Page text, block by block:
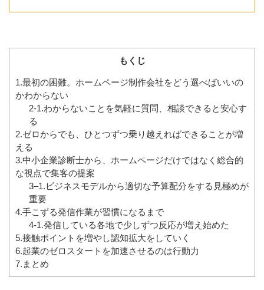
もくじ
1.最初の困難。ホームページ制作会社をどう選べばいいの
かわからない
2-1.わからないことを気軽に質問、相談できると安心す
る
2.ゼロからでも、ひとつずつ乗り越えればできることが増
える
3.中小企業診断士から、ホームページだけではなく総合的
な視点で集客の提案
3–1.ビジネスモデルから適切な予算配分をする見極めが
重要
4.手こずる発信作業が習慣になるまで
4-1.発信している各地で少しずつ反応が増え始めた
5.接触ポイントを増やし認知拡大をしていく
6.起業のゼロスタートを加速させるのは行動力
7.まとめ